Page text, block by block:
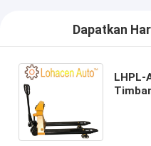
Dapatkan
LHPL-